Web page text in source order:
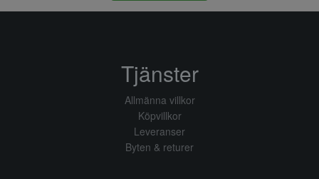
Tjänster
Allmänna villkor
Köpvillkor
Leveranser
Byten & returer